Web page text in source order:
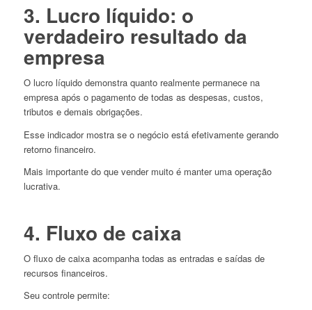
3. Lucro líquido: o
verdadeiro resultado da
empresa
O lucro líquido demonstra quanto realmente permanece na
empresa após o pagamento de todas as despesas, custos,
tributos e demais obrigações.
Esse indicador mostra se o negócio está efetivamente gerando
retorno financeiro.
Mais importante do que vender muito é manter uma operação
lucrativa.
4. Fluxo de caixa
O fluxo de caixa acompanha todas as entradas e saídas de
recursos financeiros.
Seu controle permite: